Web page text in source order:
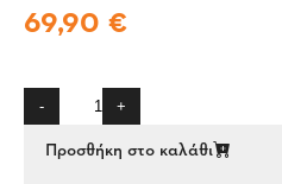
69,90 €
- +
Προσθήκη στο καλάθι